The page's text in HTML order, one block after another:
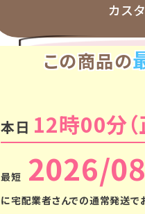
カス
この商品の
本日 12時00分
2026/
に宅配業者さんでの通常発送で